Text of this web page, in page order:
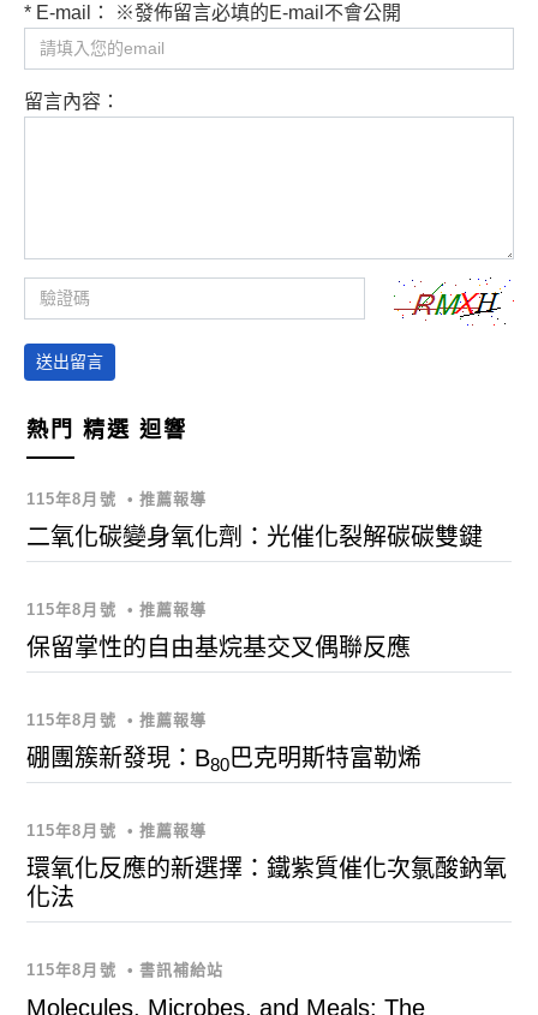
* E-mail： ※發佈留言必填的E-mail不會公開
留言內容：
送出留言
熱門 精選 迴響
115年8月號 • 推薦報導
二氧化碳變身氧化劑：光催化裂解碳碳雙鍵
115年8月號 • 推薦報導
保留掌性的自由基烷基交叉偶聯反應
115年8月號 • 推薦報導
硼團簇新發現：B80巴克明斯特富勒烯
115年8月號 • 推薦報導
環氧化反應的新選擇：鐵紫質催化次氯酸鈉氧
化法
115年8月號 • 書訊補給站
Molecules, Microbes, and Meals: The